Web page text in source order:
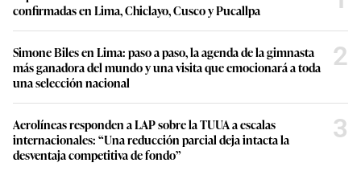
confirmadas en Lima, Chiclayo, Cusco y Pucallpa
Simone Biles en Lima: paso a paso, la agenda de la gimnasta
más ganadora del mundo y una visita que emocionará a toda
una selección nacional
2
Aerolíneas responden a LAP sobre la TUUA a escalas
internacionales: “Una reducción parcial deja intacta la
desventaja competitiva de fondo”
3